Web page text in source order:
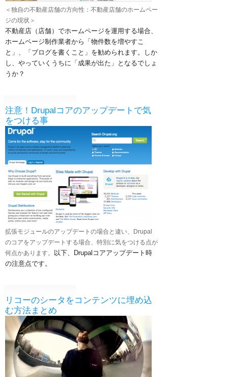
＜独自の不動産店舗の方向性：不動産店舗のホームペー
ジの現状＞
不動産店（店舗）でホームページを運用する場合、
ホームページ制作業者から「物件数を増やすこ
と」、「ブログを書くこと」を勧められます。
しか
し、やっていくうちに「成果が出た」となるでしょ
うか？
注意！Drupalコアのアップデートで気
をつける事
拡張モジュールのアップデートの場合と違い、Drupal
のコアをアップデートする場合、特別に気をつける点が
何点かあります。
以下、Drupalコアアップデート時
の注意点です。
リコーのシータをコンテンツに埋め込
む方法まとめ